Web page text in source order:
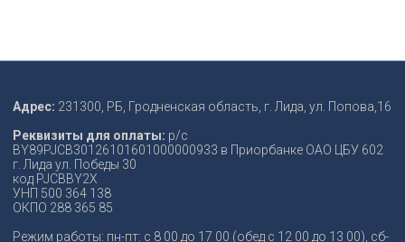
Адрес: 231300, РБ, Гродненская область, г. Лида, ул. Попова,16
Реквизиты для оплаты: р/с
ВY89PJCB30126101601000000933 в Приорбанке ОАО ЦБУ 602
г. Лида ул. Победы 30
код PJCBBY2X
УНП 500 364 138
ОКПО 288 365 85
Режим работы: пн-пт: с 8 00 до 17 00 (обед с 12 00 до 13 00), сб-